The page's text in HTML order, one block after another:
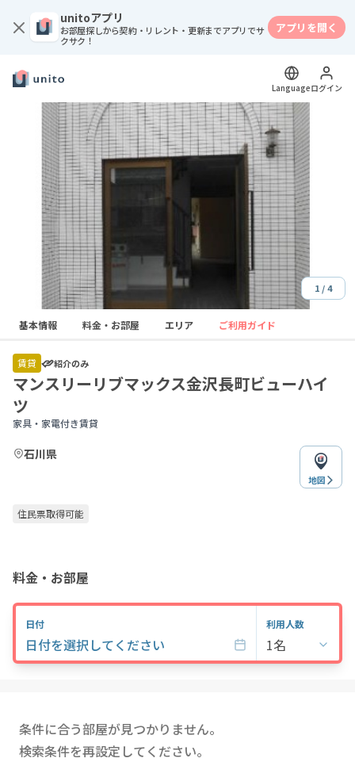
unitoアプリ
お部屋探しから契約・リレント・更新までアプリでサ
クサク！
アプリを開く
Languageログイン
Item
1 / 4
基本情報 料金・お部屋 エリア ご利用ガイド
賃貸 紹介のみ
マンスリーリブマックス金沢長町ビューハイ
ツ
家具・家電付き賃貸
石川県
地図
住民票取得可能
料金・お部屋
日付
日付を選択してください
利用人数
1名
条件に合う部屋が見つかりません。
検索条件を再設定してください。